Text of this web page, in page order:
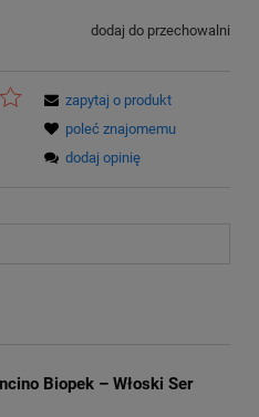
dodaj do przechowalni
zapytaj o produkt
poleć znajomemu
dodaj opinię
kosztów płatności
Biopek – Włoski Ser